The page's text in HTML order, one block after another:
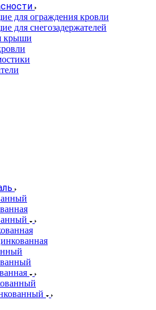
для ограждения кровли
для снегозадержателей
крыши